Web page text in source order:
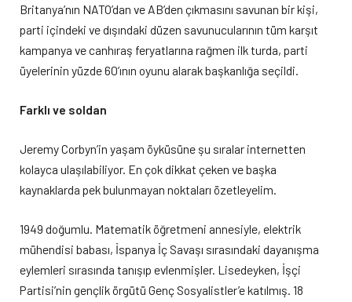
Britanya’nın NATO’dan ve AB’den çıkmasını savunan bir kişi,
parti içindeki ve dışındaki düzen savunucularının tüm karşıt
kampanya ve canhıraş feryatlarına rağmen ilk turda, parti
üyelerinin yüzde 60’ının oyunu alarak başkanlığa seçildi.
Farklı ve soldan
Jeremy Corbyn’in yaşam öyküsüne şu sıralar internetten
kolayca ulaşılabiliyor. En çok dikkat çeken ve başka
kaynaklarda pek bulunmayan noktaları özetleyelim.
1949 doğumlu. Matematik öğretmeni annesiyle, elektrik
mühendisi babası, İspanya İç Savaşı sırasındaki dayanışma
eylemleri sırasında tanışıp evlenmişler. Lisedeyken, İşçi
Partisi’nin gençlik örgütü Genç Sosyalistler’e katılmış. 18